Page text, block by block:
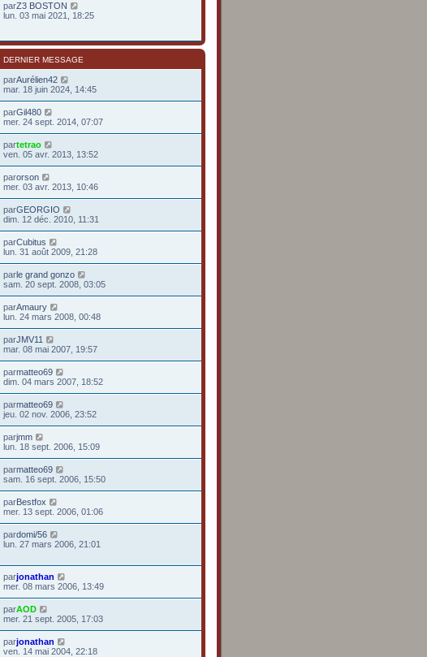
parZ3 BOSTON
lun. 03 mai 2021, 18:25
DERNIER MESSAGE
parAurélien42
mar. 18 juin 2024, 14:45
parGil480
mer. 24 sept. 2014, 07:07
partetrao
ven. 05 avr. 2013, 13:52
parorson
mer. 03 avr. 2013, 10:46
parGEORGIO
dim. 12 déc. 2010, 11:31
parCubitus
lun. 31 août 2009, 21:28
parle grand gonzo
sam. 20 sept. 2008, 03:05
parAmaury
lun. 24 mars 2008, 00:48
parJMV11
mar. 08 mai 2007, 19:57
parmatteo69
dim. 04 mars 2007, 18:52
parmatteo69
jeu. 02 nov. 2006, 23:52
parjmm
lun. 18 sept. 2006, 15:09
parmatteo69
sam. 16 sept. 2006, 15:50
parBestfox
mer. 13 sept. 2006, 01:06
pardomi/56
lun. 27 mars 2006, 21:01
parjonathan
mer. 08 mars 2006, 13:49
parAOD
mer. 21 sept. 2005, 17:03
parjonathan
ven. 14 mai 2004, 22:18